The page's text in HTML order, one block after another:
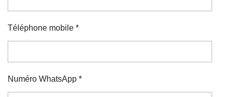
Téléphone mobile *
Numéro WhatsApp *